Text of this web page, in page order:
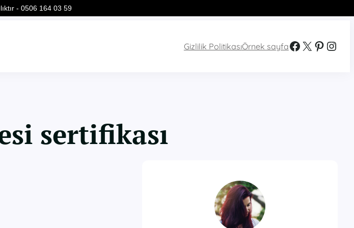
Gizlilik PolitikasıÖrnek sayfaFacebook X Pinterest Instagram
sertifikası
- 0506 164 03 59